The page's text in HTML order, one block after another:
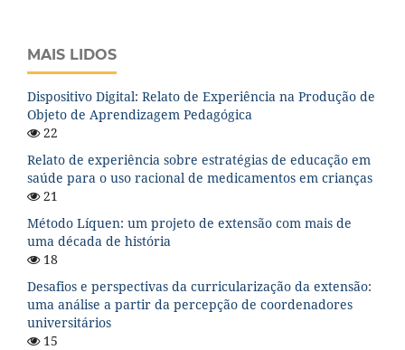
MAIS LIDOS
Dispositivo Digital: Relato de Experiência na Produção de
Objeto de Aprendizagem Pedagógica
22
Relato de experiência sobre estratégias de educação em
saúde para o uso racional de medicamentos em crianças
21
Método Líquen: um projeto de extensão com mais de
uma década de história
18
Desafios e perspectivas da curricularização da extensão:
uma análise a partir da percepção de coordenadores
universitários
15